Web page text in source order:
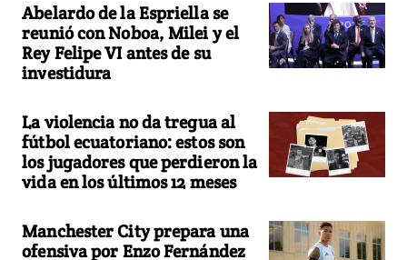
Abelardo de la Espriella se
reunió con Noboa, Milei y el
Rey Felipe VI antes de su
investidura
La violencia no da tregua al
fútbol ecuatoriano: estos son
los jugadores que perdieron la
vida en los últimos 12 meses
Manchester City prepara una
ofensiva por Enzo Fernández